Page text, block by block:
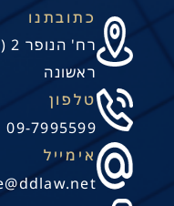
כתובתנו
ראשונה
טלפון
09-7995599
אימייל